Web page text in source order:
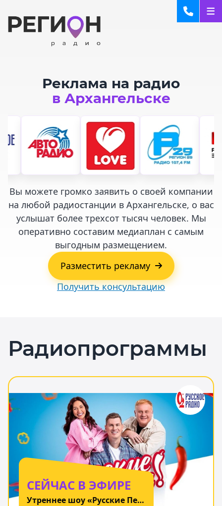
Реклама на радио
в Архангельске
Вы можете громко заявить о своей компании
на любой радиостанции в Архангельске, о вас
услышат более трехсот тысяч человек. Мы
оперативно составим медиаплан с самым
выгодным размещением.
Разместить рекламу
Получить консультацию
Радиопрограммы
СЕЙЧАС В ЭФИРЕ
Утреннее шоу «Русские Перцы»